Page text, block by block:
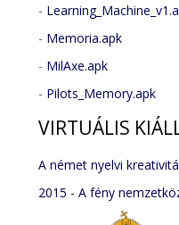
-
- Memoria.apk
- MilAxe.apk
- Pilots_Memory.apk
VIRTUÁLIS
A német nyelvi
2015 - A fény